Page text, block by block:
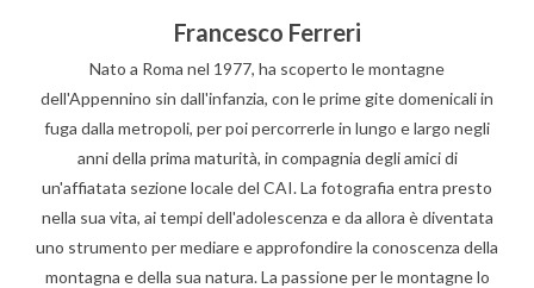
Francesco Ferreri
Nato a Roma nel 1977, ha scoperto le montagne
dell'Appennino sin dall'infanzia, con le prime gite domenicali in
fuga dalla metropoli, per poi percorrerle in lungo e largo negli
anni della prima maturità, in compagnia degli amici di
un'affiatata sezione locale del CAI. La fotografia entra presto
nella sua vita, ai tempi dell'adolescenza e da allora è diventata
uno strumento per mediare e approfondire la conoscenza della
montagna e della sua natura. La passione per le montagne lo